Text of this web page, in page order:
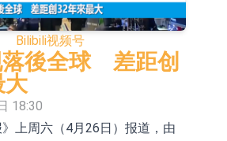
涨7.24%
股】昨日打二板以上表现板块
，欣天科技(300615.CN)涨
动股】港股跌幅榜前十，天瑞汽
(06162.HK)跌18.00%，德信服
(02215.HK)跌16.33%
股】港股涨幅榜前十，中国智
(00348.HK)涨+93.33%，上善
幻师在香港开设旗舰店 拓
Bilibili视频号
落後全球 差距创
大
18:30
上周六（4月26日）报道，由